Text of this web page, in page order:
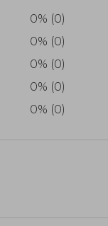
0% (0)
0% (0)
0% (0)
0% (0)
0% (0)